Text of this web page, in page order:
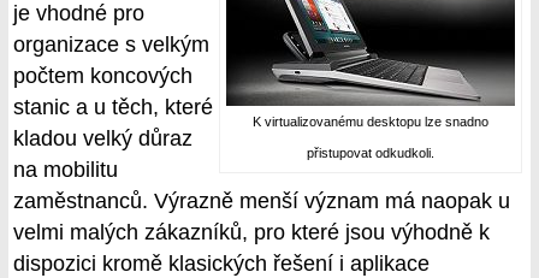
K virtualizovanému desktopu lze snadno
přistupovat odkudkoli.
je vhodné pro
organizace s velkým
počtem koncových
stanic a u těch, které
kladou velký důraz
na mobilitu
zaměstnanců. Výrazně menší význam má naopak u
velmi malých zákazníků, pro které jsou výhodně k
dispozici kromě klasických řešení i aplikace